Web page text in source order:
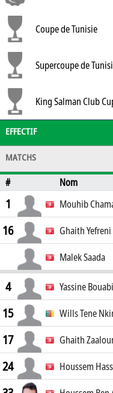
Coupe de Tunisie
Supercoupe de
King Salman Club
EFFECTIF
MATCHS
# Nom
1 Mouhib
16 Ghaith Yefreni
Malek Saada
4 Yassine
15 Wills Tene
17 Ghaith
24 Houssem